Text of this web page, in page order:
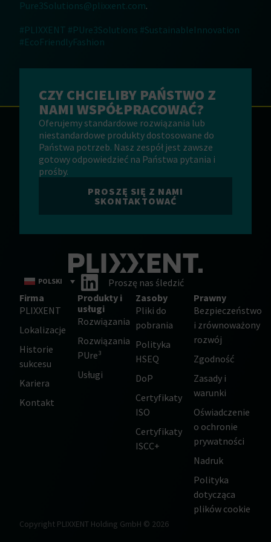
Pure3Solutions@plixxent.com.
#PLIXXENT #PUre3Solutions #SustainableInnovation
#EcoFriendlyFashion
CZY CHCIELIBY PAŃSTWO Z
NAMI WSPÓŁPRACOWAĆ?
Oferujemy standardowe rozwiązania lub
niestandardowe produkty dostosowane do
Państwa potrzeb. Nasz zespół jest zawsze
gotowy odpowiedzieć na Państwa pytania i
prośby.
PROSZĘ SIĘ Z NAMI
SKONTAKTOWAĆ
POLSKI
Proszę nas śledzić
Firma
PLIXXENT
Lokalizacje
Historie
sukcesu
Kariera
Kontakt
Produkty i
usługi
Rozwiązania
Rozwiązania
PUre³
Usługi
Zasoby
Pliki do
pobrania
Polityka
HSEQ
DoP
Certyfikaty
ISO
Certyfikaty
ISCC+
Prawny
Bezpieczeństwo
i zrównoważony
rozwój
Zgodność
Zasady i
warunki
Oświadczenie
o ochronie
prywatności
Nadruk
Polityka
dotycząca
plików cookie
Copyright PLIXXENT Holding GmbH © 2026